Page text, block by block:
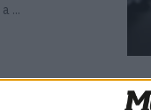
...
um